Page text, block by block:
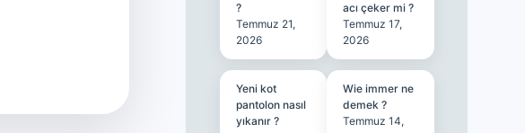
?
Temmuz 21,
2026
acı çeker mi ?
Temmuz 17,
2026
Yeni kot
pantolon nasıl
yıkanır ?
Wie immer ne
demek ?
Temmuz 14,